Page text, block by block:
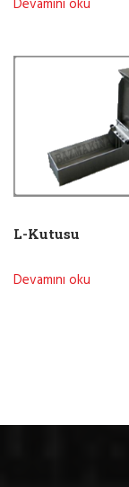
L-Kutusu
Devamını oku